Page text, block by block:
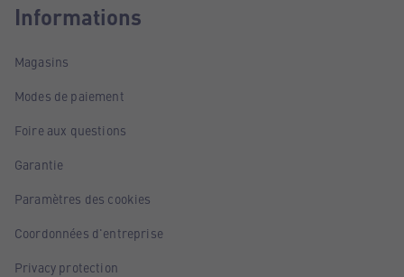
Informations
Magasins
Modes de paiement
Foire aux questions
Garantie
Paramètres des cookies
Coordonnées d'entreprise
Privacy protection